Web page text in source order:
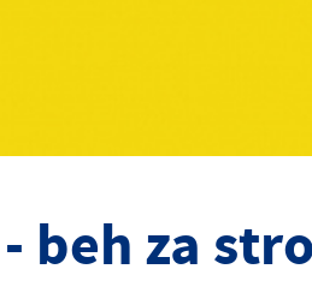
beh za